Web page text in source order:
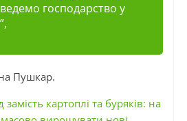
ведемо господарство у
Пушкар.
картоплі та буряків: на